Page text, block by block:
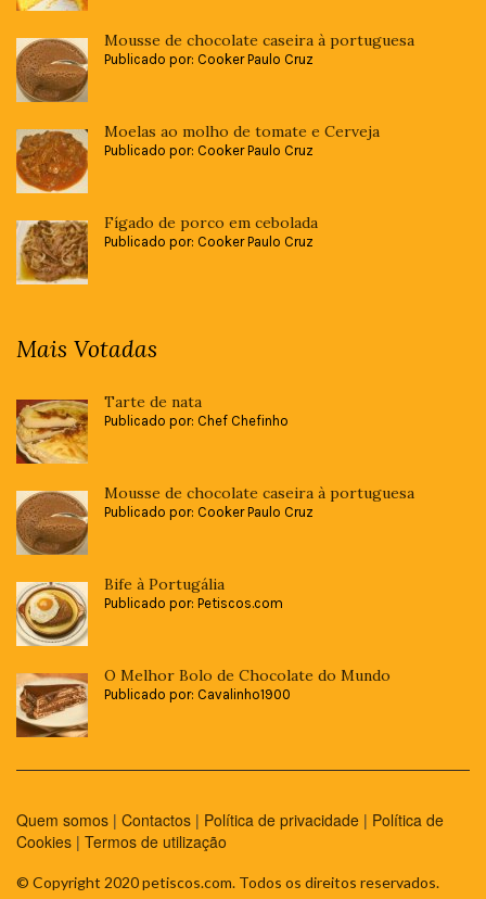
Mousse de chocolate caseira à portuguesa
Publicado por: Cooker Paulo Cruz
Moelas ao molho de tomate e Cerveja
Publicado por: Cooker Paulo Cruz
Fígado de porco em cebolada
Publicado por: Cooker Paulo Cruz
Mais Votadas
Tarte de nata
Publicado por: Chef Chefinho
Mousse de chocolate caseira à portuguesa
Publicado por: Cooker Paulo Cruz
Bife à Portugália
Publicado por: Petiscos.com
O Melhor Bolo de Chocolate do Mundo
Publicado por: Cavalinho1900
Quem somos | Contactos | Política de privacidade | Política de
Cookies | Termos de utilização
© Copyright 2020 petiscos.com. Todos os direitos reservados.